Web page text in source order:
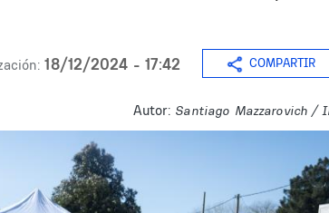
18/12/2024 - 17:42 COMPARTIR
Autor: Santiago Mazzarovich /